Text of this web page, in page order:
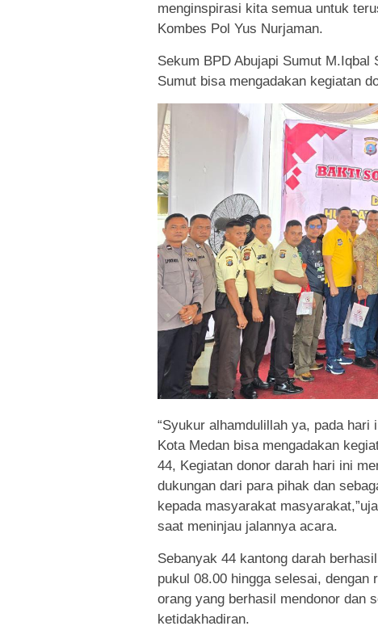
menginspirasi kita semua untuk
Kombes Pol Yus Nurjaman.
Sekum BPD Abujapi Sumut M.Iqbal
Sumut bisa mengadakan kegiatan
“Syukur alhamdulillah ya, pada hari
Kota Medan bisa mengadakan
44, Kegiatan donor darah hari ini
dukungan dari para pihak dan
kepada masyarakat
saat meninjau jalannya acara.
Sebanyak 44 kantong darah
pukul 08.00 hingga selesai,
orang yang berhasil mendonor dan
ketidakhadiran.